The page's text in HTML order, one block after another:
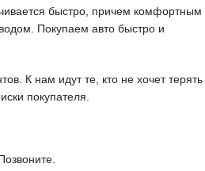
быстро, причем комфортным
Покупаем авто быстро и
К нам идут те, кто не хочет терять
покупателя.